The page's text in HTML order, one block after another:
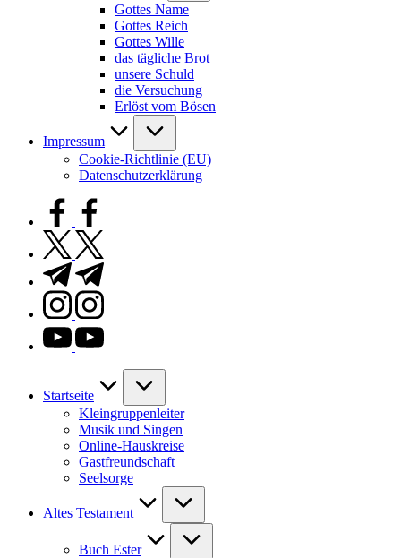
Gottes Name
Gottes Reich
Gottes Wille
das tägliche Brot
unsere Schuld
die Versuchung
Erlöst vom Bösen
Impressum
Cookie-Richtlinie (EU)
Datenschutzerklärung
facebook.com
twitter.com
t.me
instagram.com
youtube.com
Startseite
Kleingruppenleiter
Musik und Singen
Online-Hauskreise
Gastfreundschaft
Seelsorge
Altes Testament
Buch Ester